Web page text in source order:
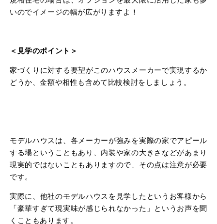
いのでイメージの幅が広がりますよ！
＜見学のポイント＞
家づくりに対する要望がこのハウスメーカーで実現するか
どうか、金額や相性も含めて比較検討をしましょう。
モデルハウスは、各メーカーが強みを実際の家でアピール
する場ということもあり、内装や家の大きさなどがあまり
現実的ではないこともありますので、その点は注意が必要
です。
実際に、他社のモデルハウスを見学したというお客様から
「豪華すぎて現実味が感じられなかった」というお声を聞
くこともあります。